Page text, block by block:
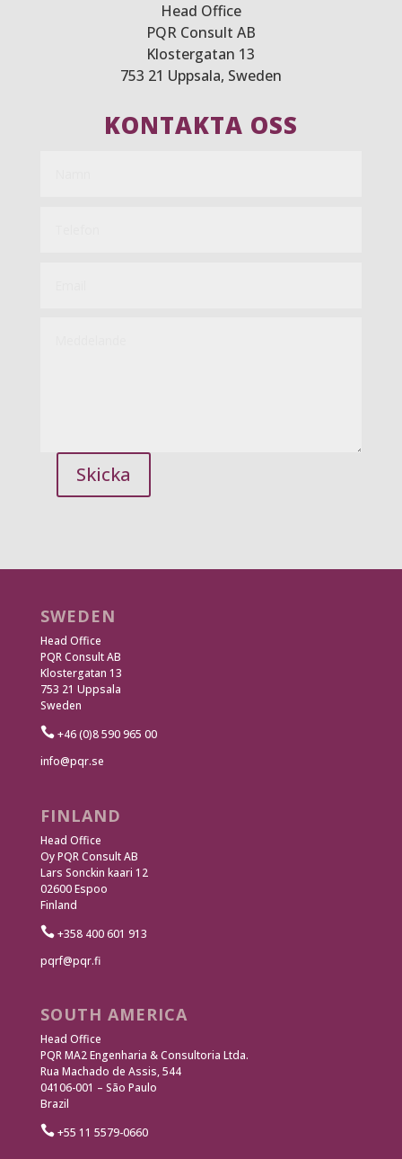
Head Office
PQR Consult AB
Klostergatan 13
753 21 Uppsala, Sweden
KONTAKTA OSS
Skicka
SWEDEN
Head Office
PQR Consult AB
Klostergatan 13
753 21 Uppsala
Sweden
+46 (0)8 590 965 00
info@pqr.se
FINLAND
Head Office
Oy PQR Consult AB
Lars Sonckin kaari 12
02600 Espoo
Finland
+358 400 601 913
pqrf@pqr.fi
SOUTH AMERICA
Head Office
PQR MA2 Engenharia & Consultoria Ltda.
Rua Machado de Assis, 544
04106-001 – São Paulo
Brazil
+55 11 5579-0660